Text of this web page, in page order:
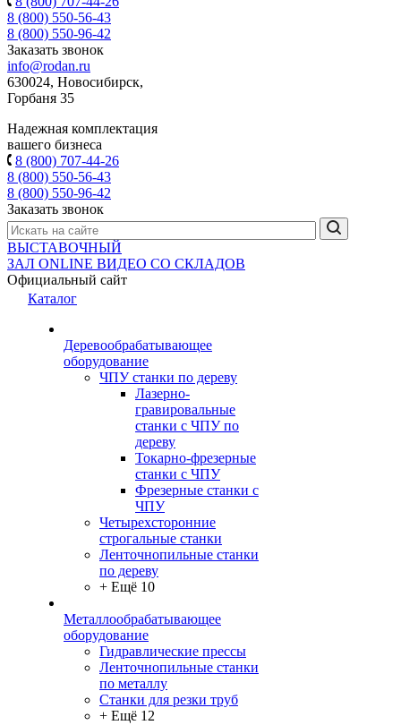
8 (800) 550-56-43
8 (800) 550-96-42
Заказать звонок
info@rodan.ru
630024, Новосибирск,
Горбаня 35
Надежная комплектация
вашего бизнеса
8 (800) 707-44-26
8 (800) 550-56-43
8 (800) 550-96-42
Заказать звонок
ВЫСТАВОЧНЫЙ
ЗАЛ ONLINE ВИДЕО СО СКЛАДОВ
Официальный сайт
Каталог
Деревообрабатывающее
оборудование
ЧПУ станки по дереву
Лазерно-
гравировальные
станки с ЧПУ по
дереву
Токарно-фрезерные
станки с ЧПУ
Фрезерные станки с
ЧПУ
Четырехсторонние
строгальные станки
Ленточнопильные станки
по дереву
+ Ещё 10
Металлообрабатывающее
оборудование
Гидравлические прессы
Ленточнопильные станки
по металлу
Станки для резки труб
+ Ещё 12